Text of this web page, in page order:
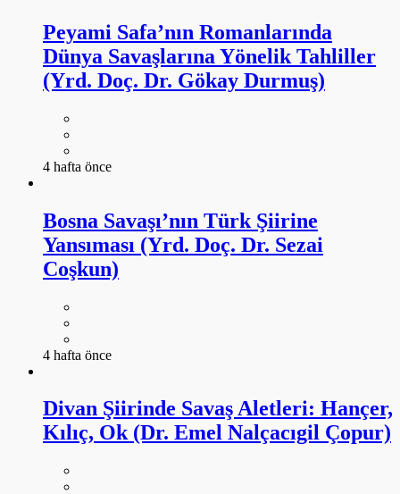
Peyami Safa’nın Romanlarında
Dünya Savaşlarına Yönelik Tahliller
(Yrd. Doç. Dr. Gökay Durmuş)
4 hafta önce
Bosna Savaşı’nın Türk Şiirine
Yansıması (Yrd. Doç. Dr. Sezai
Coşkun)
4 hafta önce
Divan Şiirinde Savaş Aletleri: Hançer,
Kılıç, Ok (Dr. Emel Nalçacıgil Çopur)